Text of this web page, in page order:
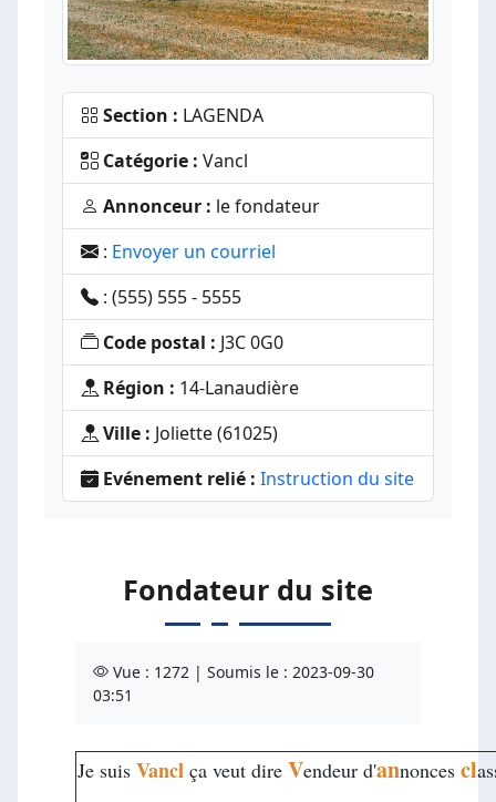
Section : LAGENDA
Catégorie : Vancl
Annonceur : le fondateur
: Envoyer un courriel
: (555) 555 - 5555
Code postal : J3C 0G0
Région : 14-Lanaudière
Ville : Joliette (61025)
Evénement relié : Instruction du site
Fondateur du site
Vue : 1272 | Soumis le : 2023-09-30
03:51
Je suis Vancl ça veut dire Vendeur d'annonces cl